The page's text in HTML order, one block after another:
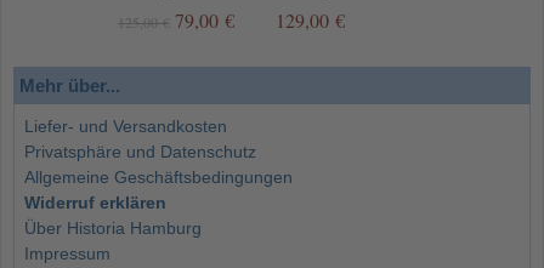
auf dem Petersplatz
125,00 € 79,00 € 129,00 €
Mehr über...
Liefer- und Versandkosten
Privatsphäre und Datenschutz
Allgemeine Geschäftsbedingungen
Widerruf erklären
Über Historia Hamburg
Impressum